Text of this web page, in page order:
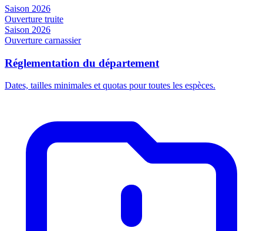
Saison 2026
Ouverture truite
Saison 2026
Ouverture carnassier
Réglementation du département
Dates, tailles minimales et quotas pour toutes les espèces.